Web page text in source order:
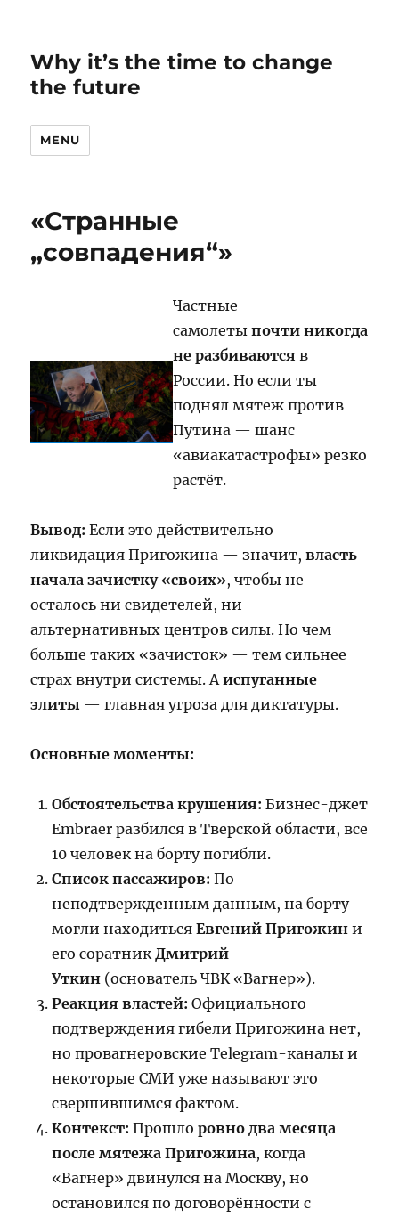
Why it’s the time to change
the future
MENU
«Странные
„совпадения“»
Частные
самолеты почти никогда
не разбиваются в
России. Но если ты
поднял мятеж против
Путина — шанс
«авиакатастрофы» резко
растёт.
Вывод: Если это действительно
ликвидация Пригожина — значит,власть
начала зачистку «своих», чтобы не
осталось ни свидетелей, ни
альтернативных центров силы. Но чем
больше таких «зачисток» — тем сильнее
страх внутри системы. Аиспуганные
элиты — главная угроза для диктатуры.
Основные моменты:
Обстоятельства крушения: Бизнес-джет
Embraer разбился в Тверской области, все
10 человек на борту погибли.
Список пассажиров: По
неподтвержденным данным, на борту
могли находитьсяЕвгений Пригожин и
его соратникДмитрий
Уткин (основатель ЧВК «Вагнер»).
Реакция властей: Официального
подтверждения гибели Пригожина нет,
но провагнеровские Telegram-каналы и
некоторые СМИ уже называют это
свершившимся фактом.
Контекст: Прошлоровно два месяца
после мятежа Пригожина, когда
«Вагнер» двинулся на Москву, но
остановился по договорённости с